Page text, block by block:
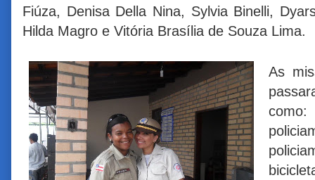
Fiúza, Denisa Della Nina, Sylvia Binelli,
Hilda Magro e Vitória Brasília de Souza Lima.
As